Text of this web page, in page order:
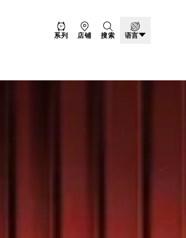
系列 店铺 搜索 语言